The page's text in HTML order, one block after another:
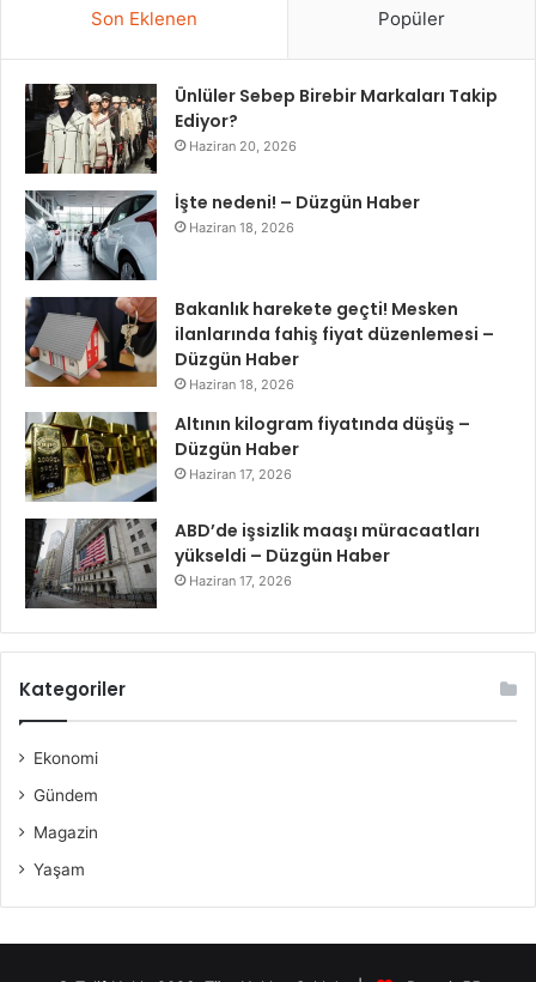
Son Eklenen Popüler
Ünlüler Sebep Birebir Markaları Takip
Ediyor?
Haziran 20, 2026
İşte nedeni! – Düzgün Haber
Haziran 18, 2026
Bakanlık harekete geçti! Mesken
ilanlarında fahiş fiyat düzenlemesi –
Düzgün Haber
Haziran 18, 2026
Altının kilogram fiyatında düşüş –
Düzgün Haber
Haziran 17, 2026
ABD’de işsizlik maaşı müracaatları
yükseldi – Düzgün Haber
Haziran 17, 2026
Kategoriler
Ekonomi
Gündem
Magazin
Yaşam